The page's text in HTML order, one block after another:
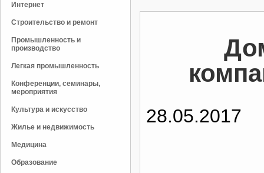
Интернет
Строительство и ремонт
Промышленность и
производство
Легкая промышленность
Конференции, семинары,
мероприятия
Культура и искусство
Жилье и недвижимость
Медицина
Образование
28.05.2017